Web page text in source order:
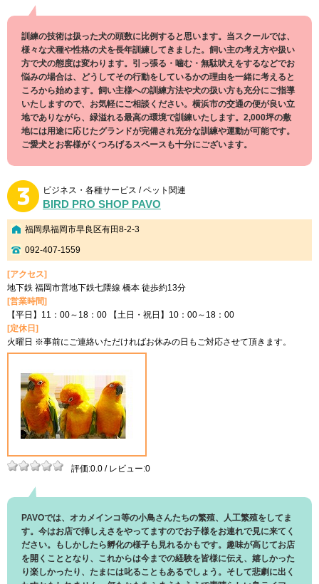
訓練の技術は扱った犬の頭数に比例すると思います。当スクールでは、
様々な犬種や性格の犬を長年訓練してきました。飼い主の考え方や扱い
方で犬の態度は変わります。引っ張る・噛む・無駄吠えをするなどでお
悩みの場合は、どうしてその行動をしているかの理由を一緒に考えると
ころから始めます。飼い主様への訓練方法や犬の扱い方も充分にご指導
いたしますので、お気軽にご相談ください。横浜市の交通の便が良い立
地でありながら、緑溢れる最高の環境で訓練いたします。2,000坪の敷
地には用途に応じたグランドが完備され充分な訓練や運動が可能です。
ご愛犬とお客様がくつろげるスペースも十分にございます。
ビジネス・各種サービス / ペット関連
BIRD PRO SHOP PAVO
福岡県福岡市早良区有田8-2-3
092-407-1559
[アクセス]
地下鉄 福岡市営地下鉄七隈線 橋本 徒歩約13分
[営業時間]
【平日】11：00～18：00 【土日・祝日】10：00～18：00
[定休日]
火曜日 ※事前にご連絡いただければお休みの日もご対応させて頂きます。
評価:0.0 / レビュー:0
PAVOでは、オカメインコ等の小鳥さんたちの繁殖、人工繁殖をしてま
す。今はお店で挿しえさをやってますのでお子様をお連れで見に来てく
ださい。もしかしたら孵化の様子も見れるかもです。趣味が高じてお店
を開くこととなり、これからは今までの経験を皆様に伝え、嬉しかった
り楽しかったり、たまには叱ることもあるでしょう。そして悲劇に出く